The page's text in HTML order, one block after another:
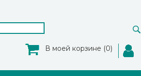
В моей корзине (0)